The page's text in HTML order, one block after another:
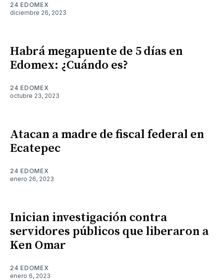
24 EDOMEX
diciembre 26, 2023
Habrá megapuente de 5 días en
Edomex: ¿Cuándo es?
24 EDOMEX
octubre 23, 2023
Atacan a madre de fiscal federal en
Ecatepec
24 EDOMEX
enero 26, 2023
Inician investigación contra
servidores públicos que liberaron a
Ken Omar
24 EDOMEX
enero 6, 2023